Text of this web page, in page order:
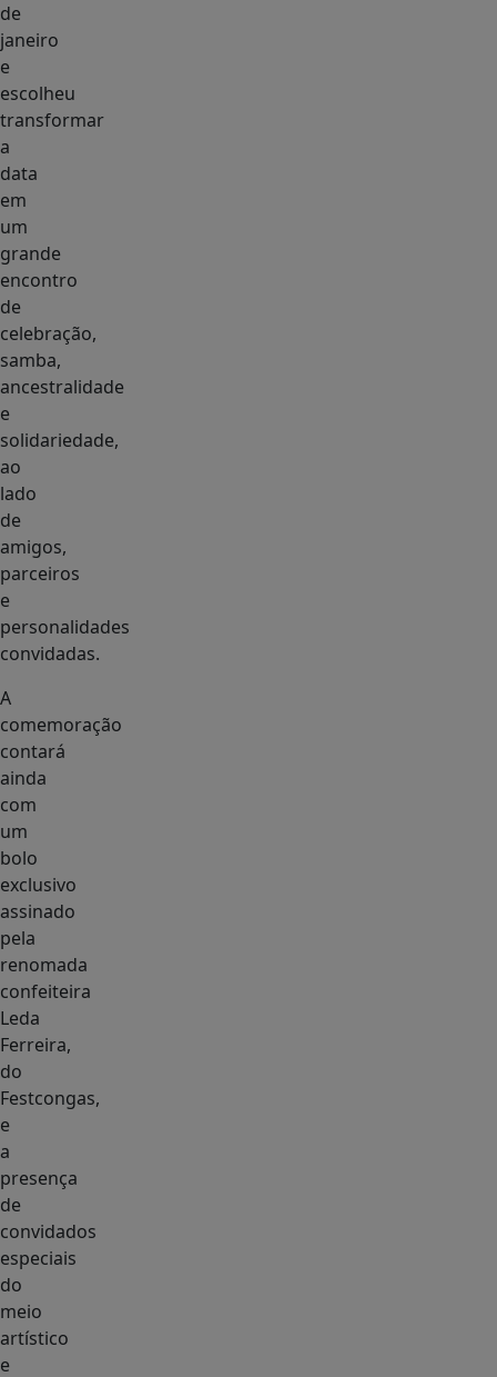
de
janeiro
e
escolheu
transformar
a
data
em
um
grande
encontro
de
celebração,
samba,
ancestralidade
e
solidariedade,
ao
lado
de
amigos,
parceiros
e
personalidades
convidadas.
A
comemoração
contará
ainda
com
um
bolo
exclusivo
assinado
pela
renomada
confeiteira
Leda
Ferreira,
do
Festcongas,
e
a
presença
de
convidados
especiais
do
meio
artístico
e